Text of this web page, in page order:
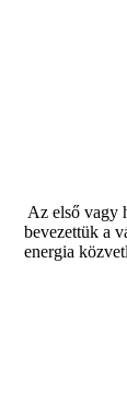
Az első vagy
bevezettük a
energia